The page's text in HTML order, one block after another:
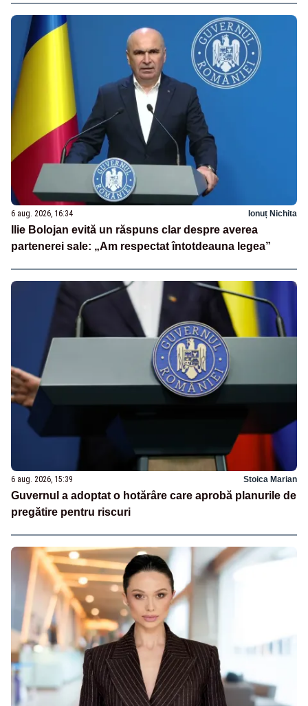
6 aug. 2026, 16:34 Ionuț Nichita
Ilie Bolojan evită un răspuns clar despre averea
partenerei sale: „Am respectat întotdeauna legea”
6 aug. 2026, 15:39 Stoica Marian
Guvernul a adoptat o hotărâre care aprobă planurile de
pregătire pentru riscuri